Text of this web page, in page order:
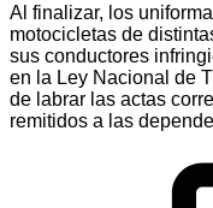
Al finalizar, los
motocicletas de
sus conductores
en la Ley Nacional de
de labrar las actas
remitidos a las